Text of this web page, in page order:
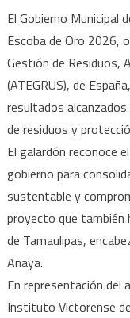
El Gobierno Municipal
Escoba de Oro 2026,
Gestión de Residuos,
(ATEGRUS), de
resultados
de residuos y
El galardón reconoce
gobierno para
sustentable y
proyecto que también
de Tamaulipas,
Anaya.
En representación del
Instituto Victorense